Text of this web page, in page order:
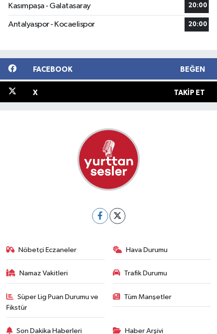
Kasımpaşa - Galatasaray 20:00
Antalyaspor - Kocaelispor 20:00
FACEBOOK BEĞEN
X TAKIP ET
Nöbetçi Eczaneler Hava Durumu
Namaz Vakitleri Trafik Durumu
Süper Lig Puan Durumu ve
Fikstür
Tüm Manşetler
Son Dakika Haberleri Haber Arşivi